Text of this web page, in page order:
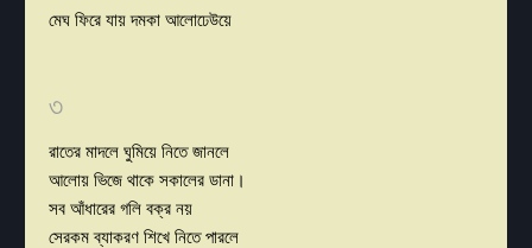
মেঘ ফিরে যায় দমকা আলোঢেউয়ে
৩
রাতের মাদলে ঘুমিয়ে নিতে জানলে
আলোয় ভিজে থাকে সকালের ডানা।
সব আঁধারের গলি বক্র নয়
সেরকম ব্যাকরণ শিখে নিতে পারলে